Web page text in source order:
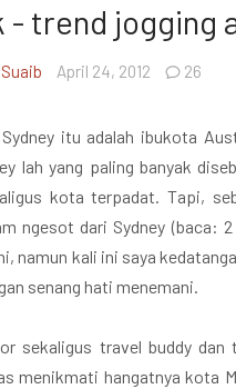
- trend jogging
April 24, 2012 26
itu adalah ibukota
lah yang paling banyak
kota terpadat. Tapi,
ngesot dari Sydney (baca:
namun kali ini saya
senang hati menemani.
sekaligus travel buddy
menikmati hangatnya kota